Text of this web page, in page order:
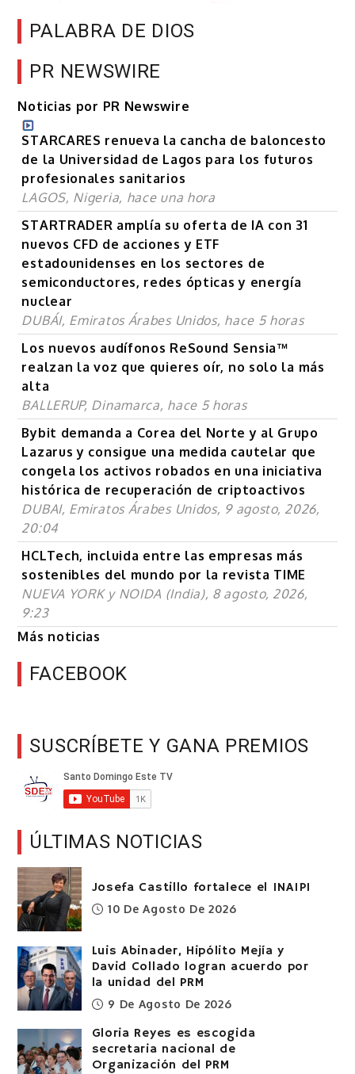
PALABRA DE DIOS
PR NEWSWIRE
Noticias por PR Newswire
STARCARES renueva la cancha de baloncesto
de la Universidad de Lagos para los futuros
profesionales sanitarios
LAGOS, Nigeria, hace una hora
STARTRADER amplía su oferta de IA con 31
nuevos CFD de acciones y ETF
estadounidenses en los sectores de
semiconductores, redes ópticas y energía
nuclear
DUBÁI, Emiratos Árabes Unidos, hace 5 horas
Los nuevos audífonos ReSound Sensia™
realzan la voz que quieres oír, no solo la más
alta
BALLERUP, Dinamarca, hace 5 horas
Bybit demanda a Corea del Norte y al Grupo
Lazarus y consigue una medida cautelar que
congela los activos robados en una iniciativa
histórica de recuperación de criptoactivos
DUBAI, Emiratos Árabes Unidos, 9 agosto, 2026,
20:04
HCLTech, incluida entre las empresas más
sostenibles del mundo por la revista TIME
NUEVA YORK y NOIDA (India), 8 agosto, 2026,
9:23
Más noticias
FACEBOOK
SUSCRÍBETE Y GANA PREMIOS
ÚLTIMAS NOTICIAS
Josefa Castillo fortalece el INAIPI
10 De Agosto De 2026
Luis Abinader, Hipólito Mejía y
David Collado logran acuerdo por
la unidad del PRM
9 De Agosto De 2026
Gloria Reyes es escogida
secretaria nacional de
Organización del PRM